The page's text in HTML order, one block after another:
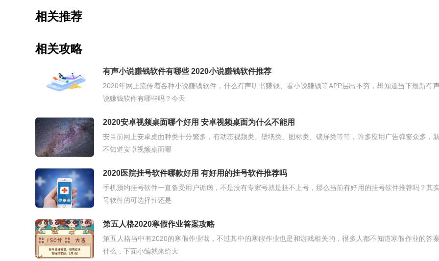
相关推荐
相关攻略
有声小说赚钱软件有哪些 2020小说赚钱软件推荐
2020年网上流传着各种小说赚钱软件，什么有声听书赚钱、看小说赚钱等APP层出不穷，想知道当下最新有
说赚钱软件有哪些吗？今天
2020安卓视频桌面哪个好用 安卓视频桌面为什么不能用
安目前网上安卓桌面种类十分繁多，有动态视频类、壁纸类、图标类、锁屏类等等，许多应用广告弹窗众多，
不知道安卓视频桌面哪
2020医院挂号软件哪款好用 有好用的挂号软件推荐吗
手机预约挂号软件一直备受用户诟病，不是没有专家号就是挂不上号，那么当前有好用的挂号软件推荐吗？其
号软件的可选择性还是
第五人格2020寒假作业答案攻略
第五人格当中有2020的寒假作业哦，不过其中的寒假作业也是和游戏相关的，很多人都不知道寒假作业的答
什么，下面小编就来给大